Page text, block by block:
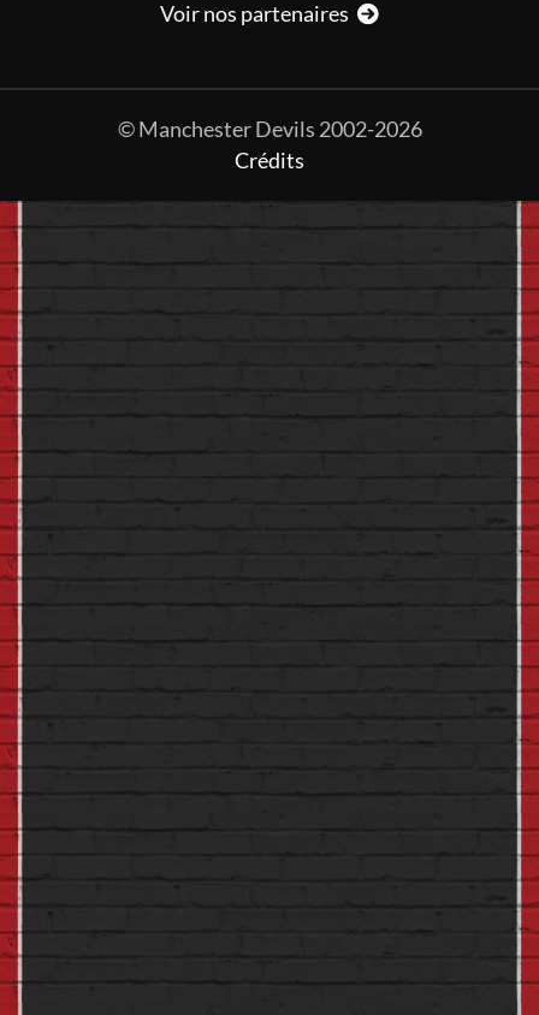
Voir nos partenaires
© Manchester Devils 2002-2026
Crédits